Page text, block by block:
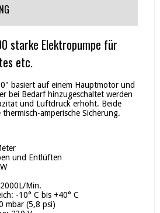
starke Elektropumpe für
etc.
basiert auf einem Hauptmotor und
bei Bedarf hinzugeschaltet werden
und Luftdruck erhöht. Beide
amperische Sicherung.
und Entlüften
Min.
-10° C bis +40° C
mbar (5,8 psi)